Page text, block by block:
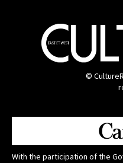
©
With the participation of the